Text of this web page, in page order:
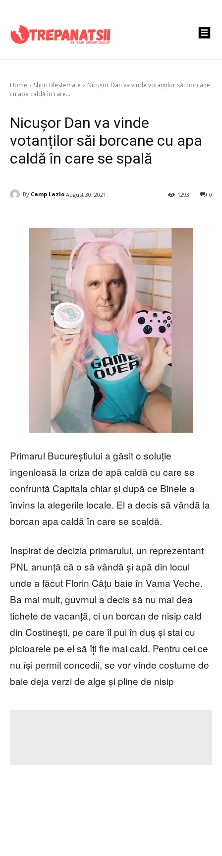
Home Shtiri Blestemate
Nicușor Dan va vinde votanților săi borcane
cu apa caldă în care...
Nicușor Dan va vinde
votanților săi borcane cu apa
caldă în care se spală
By Camp Lazlo August 30, 2021 0
1293
Primarul Bucureștiului a găsit o soluție
ingenioasă la criza de apă caldă cu care se
confruntă Capitala chiar și după ce Binele a
învins la alegerile locale. El a decis să vândă la
borcan apa caldă în care se scaldă.
Inspirat de decizia primarului, un reprezentant
PNL anunță că o să vândă și apă din locul
unde a făcut Florin Câțu baie în Vama Veche.
Ba mai mult, guvrnul a decis să nu mai dea
tichete de vacanță, ci un borcan de nisip cald
din Costinești, pe care îl pui în duș și stai cu
picioarele pe el să îți fie mai cald. Pentru cei ce
nu își permit concedii, se vor vinde costume de
baie deja verzi de alge și pline de nisip